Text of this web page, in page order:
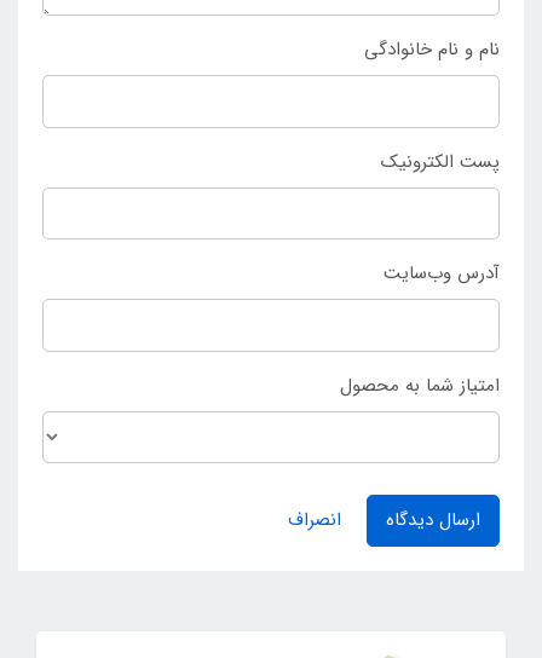
نام و نام خانوادگی
پست الکترونیک
آدرس وب‌سایت
امتیاز شما به محصول
ارسال دیدگاه انصراف